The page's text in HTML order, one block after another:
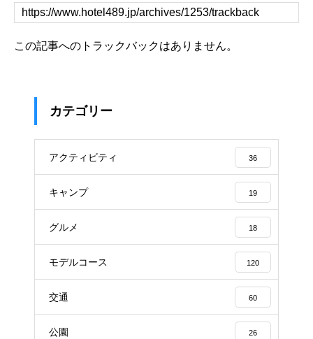
この記事へのトラックバックはありません。
カテゴリー
アクティビティ 36
キャンプ 19
グルメ 18
モデルコース 120
交通 60
公園 26